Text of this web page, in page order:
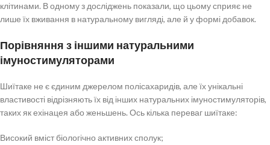
клітинами. В одному з досліджень показали, що цьому сприяє не
лише їх вживання в натуральному вигляді, але й у формі добавок.
Порівняння з іншими натуральними
імуностимуляторами
Шиїтаке не є єдиним джерелом полісахаридів, але їх унікальні
властивості відрізняють їх від інших натуральних імуностимуляторів,
таких як ехінацея або женьшень. Ось кілька переваг шиїтаке:
Високий вміст біологічно активних сполук;